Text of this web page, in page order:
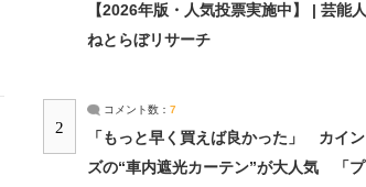
【2026年版・人気投票実施中】 | 芸能人
ねとらぼリサーチ
2
コメント数： 7
「もっと早く買えば良かった」 カイン
ズの“車内遮光カーテン”が大人気 「プ